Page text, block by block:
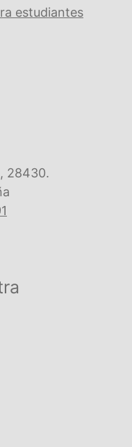
estudiantes
28430.